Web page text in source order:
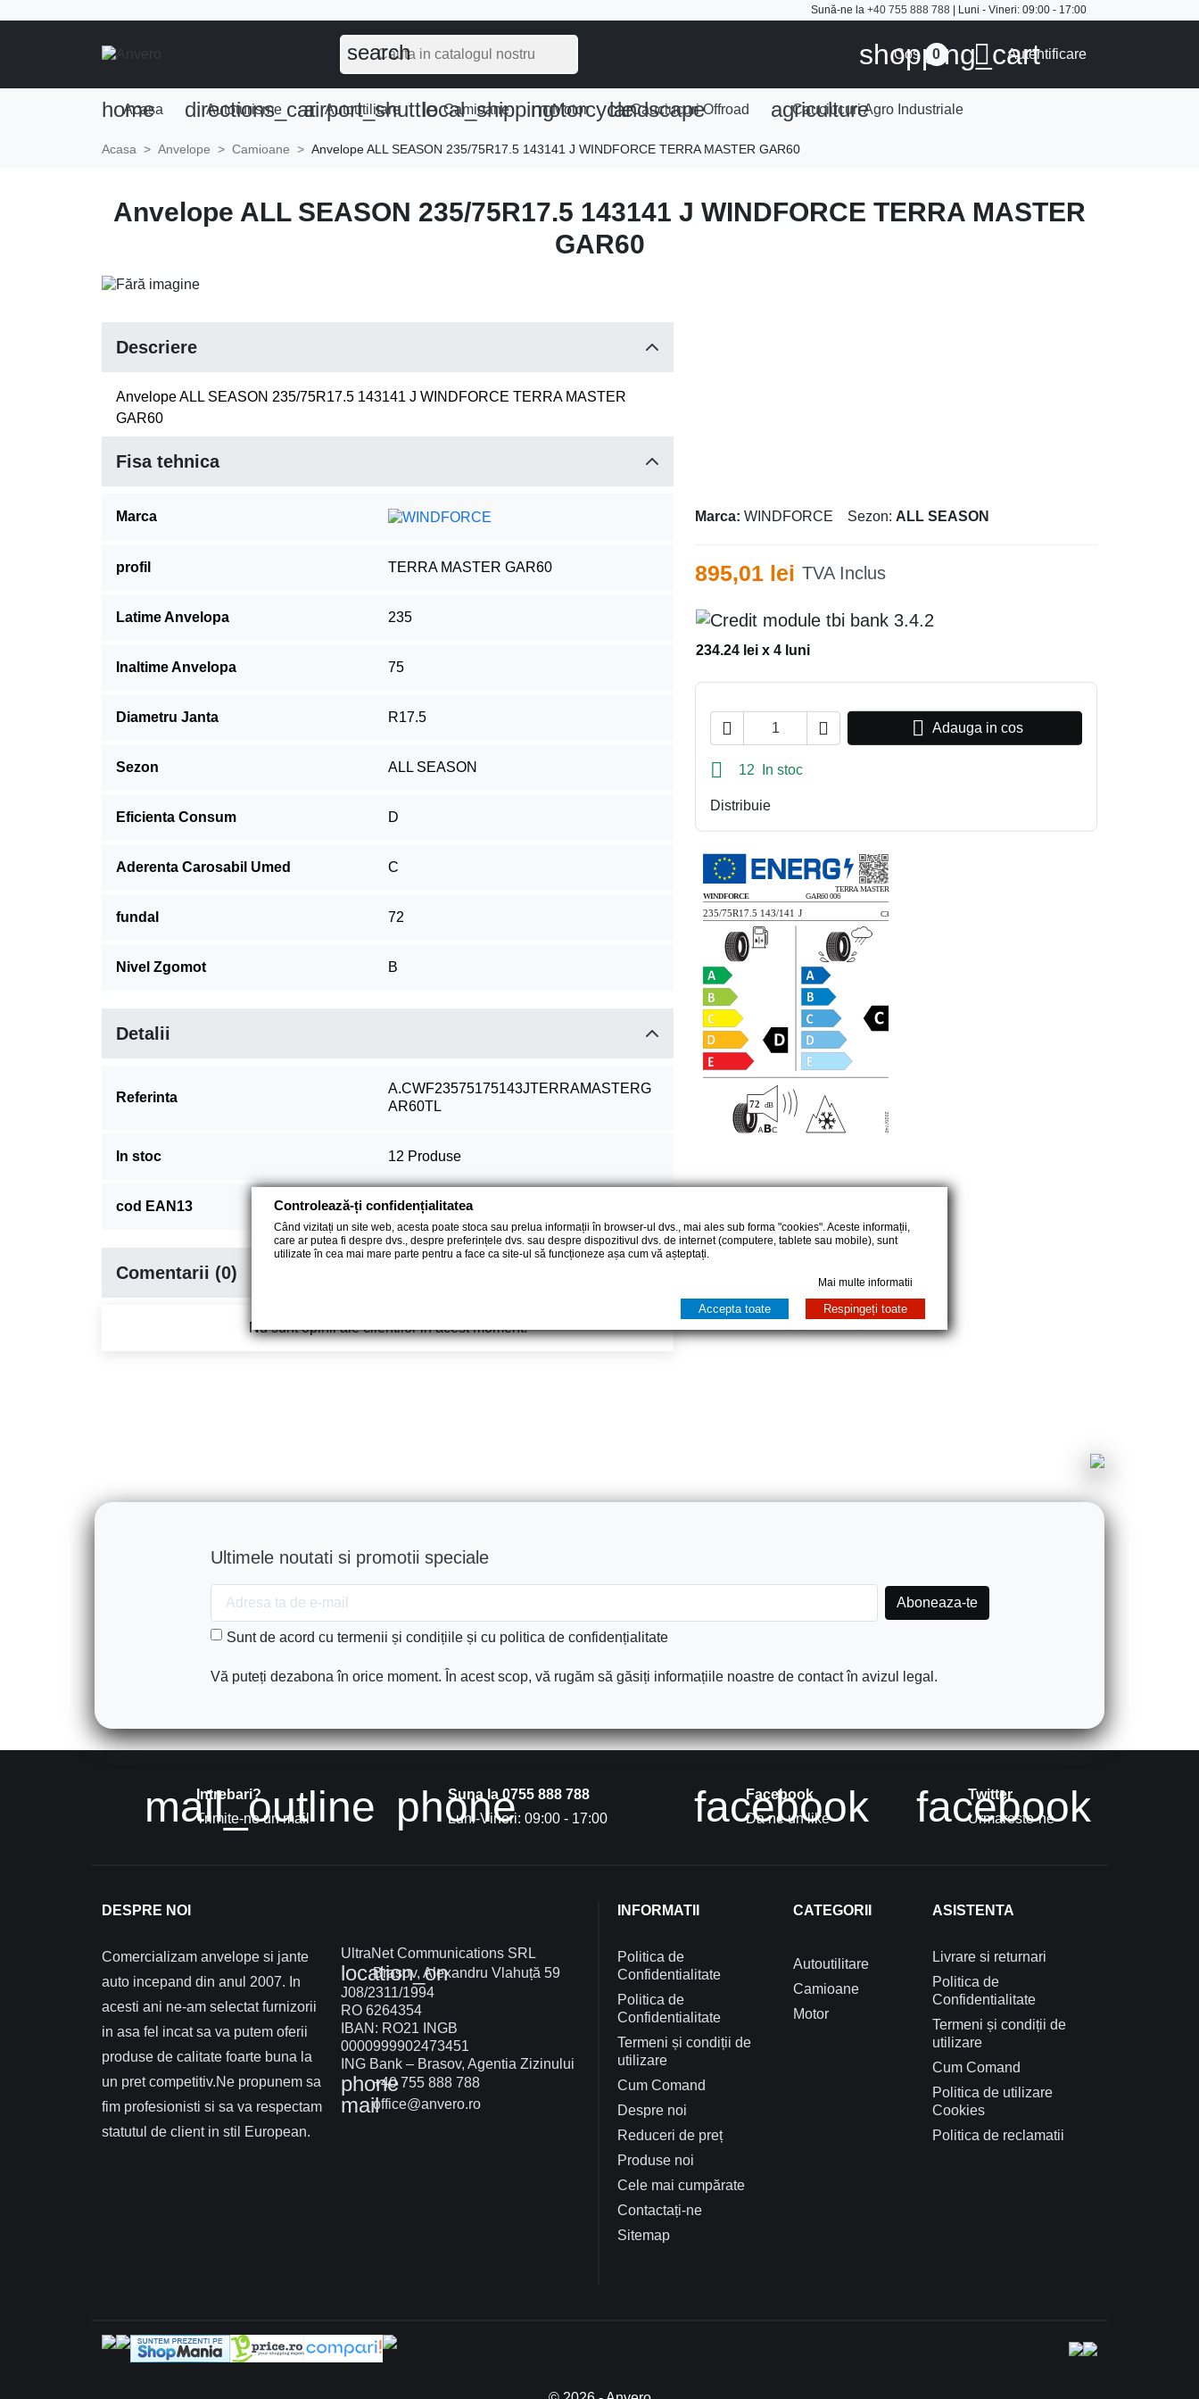
Sună-ne la +40 755 888 788 | Luni - Vineri: 09:00 - 17:00
search shopping_cart
Cos 0  Autentificare
home
Acasa directions_car
Autoturisme airport_shuttle
Autoutilitare local_shipping
Camioane motorcycle
Motor landscape
Cauciucuri Offroad agriculture
Cauciucuri Agro Industriale
Acasa Anvelope Camioane Anvelope ALL SEASON 235/75R17.5 143141 J WINDFORCE TERRA MASTER GAR60
Anvelope ALL SEASON 235/75R17.5 143141 J WINDFORCE TERRA MASTER
GAR60
Descriere
Anvelope ALL SEASON 235/75R17.5 143141 J WINDFORCE TERRA MASTER
GAR60
Fisa tehnica
Marca
profil TERRA MASTER GAR60
Latime Anvelopa 235
Inaltime Anvelopa 75
Diametru Janta R17.5
Sezon ALL SEASON
Eficienta Consum D
Aderenta Carosabil Umed C
fundal 72
Nivel Zgomot B
Detalii
Referinta
A.CWF23575175143JTERRAMASTERG
AR60TL
In stoc 12 Produse
cod EAN13 8859305590479
Comentarii (0)
Nu sunt opinii ale clientilor in acest moment.
Marca: WINDFORCE Sezon: ALL SEASON
895,01 lei TVA Inclus
234.24 lei x 4 luni
   Adauga in cos
 12 In stoc
Distribuie
Ultimele noutati si promotii speciale
Sunt de acord cu termenii și condițiile și cu politica de confidențialitate
Vă puteți dezabona în orice moment. În acest scop, vă rugăm să găsiți informațiile noastre de contact în avizul legal.
mail_outline
Intrebari?
Trimite-ne un mail
phone
Suna la 0755 888 788
Luni-Vineri: 09:00 - 17:00
facebook
Facebook
Da ne un like
facebook
Twitter
Urmareste-ne
DESPRE NOI
Comercializam anvelope si jante
auto incepand din anul 2007. In
acesti ani ne-am selectat furnizorii
in asa fel incat sa va putem oferii
produse de calitate foarte buna la
un pret competitiv.Ne propunem sa
fim profesionisti si sa va respectam
statutul de client in stil European.
UltraNet Communications SRL
location_on
Brașov, Alexandru Vlahuță 59
J08/2311/1994
RO 6264354
IBAN: RO21 INGB
0000999902473451
ING Bank – Brasov, Agentia Zizinului
phone+40 755 888 788
mailoffice@anvero.ro
INFORMATII
Politica de
Confidentialitate
Politica de
Confidentialitate
Termeni și condiții de
utilizare
Cum Comand
Despre noi
Reduceri de preț
Produse noi
Cele mai cumpărate
Contactați-ne
Sitemap
CATEGORII
Autoutilitare
Camioane
Motor
ASISTENTA
Livrare si returnari
Politica de
Confidentialitate
Termeni și condiții de
utilizare
Cum Comand
Politica de utilizare
Cookies
Politica de reclamatii
Controlează-ți confidențialitatea
Când vizitați un site web, acesta poate stoca sau prelua informații în browser-ul dvs., mai ales sub forma "cookies". Aceste informații,
care ar putea fi despre dvs., despre preferințele dvs. sau despre dispozitivul dvs. de internet (computere, tablete sau mobile), sunt
utilizate în cea mai mare parte pentru a face ca site-ul să funcționeze așa cum vă așteptați.
Mai multe informatii
Accepta toate Respingeți toate